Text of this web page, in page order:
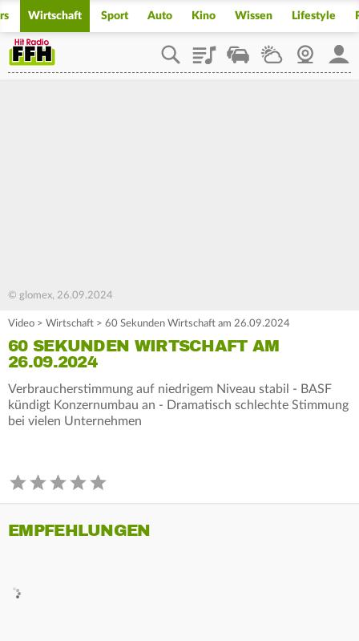
Wirtschaft Sport Auto Kino Wissen Lifestyle
PlaylistStaupilotWetterWebcam
© glomex, 26.09.2024
Video > Wirtschaft > 60 Sekunden Wirtschaft am 26.09.2024
60 SEKUNDEN WIRTSCHAFT AM
26.09.2024
Verbraucherstimmung auf niedrigem Niveau stabil - BASF
kündigt Konzernumbau an - Dramatisch schlechte Stimmung
bei vielen Unternehmen
EMPFEHLUNGEN